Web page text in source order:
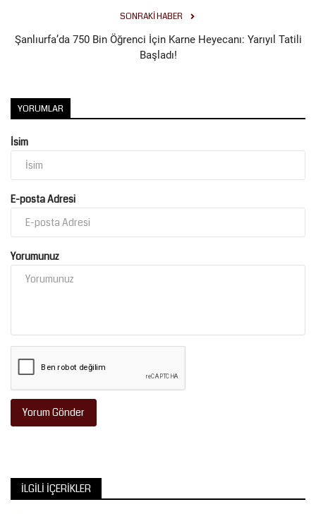
SONRAKI HABER
Şanlıurfa’da 750 Bin Öğrenci İçin Karne Heyecanı: Yarıyıl Tatili
Başladı!
YORUMLAR
İsim
E-posta Adresi
Yorumunuz
Yorum Gönder
İLGILI İÇERIKLER